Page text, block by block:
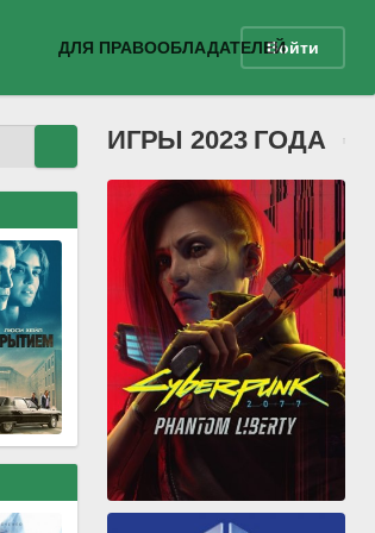
ДЛЯ ПРАВООБЛАДАТЕЛЕЙВойти
ИГРЫ 2023 ГОДА